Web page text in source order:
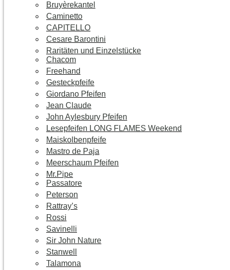
Bruyèrekantel
Caminetto
CAPITELLO
Cesare Barontini
Raritäten und Einzelstücke
Chacom
Freehand
Gesteckpfeife
Giordano Pfeifen
Jean Claude
John Aylesbury Pfeifen
Lesepfeifen LONG FLAMES Weekend
Maiskolbenpfeife
Mastro de Paja
Meerschaum Pfeifen
Mr.Pipe
Passatore
Peterson
Rattray’s
Rossi
Savinelli
Sir John Nature
Stanwell
Talamona